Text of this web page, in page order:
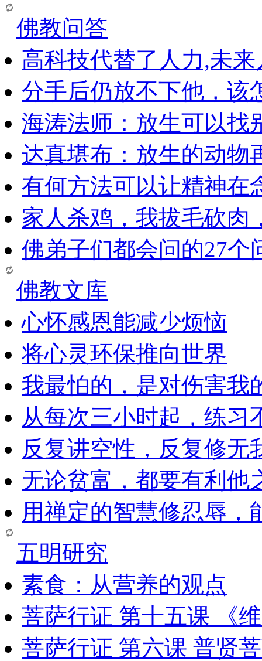
佛教问答
高科技代替了人力,未
分手后仍放不下他，该
海涛法师：放生可以找
达真堪布：放生的动物
有何方法可以让精神在
家人杀鸡，我拔毛砍肉
佛弟子们都会问的27个
佛教文库
心怀感恩能减少烦恼
将心灵环保推向世界
我最怕的，是对伤害我
从每次三小时起，练习
反复讲空性，反复修无
无论贫富，都要有利他
用禅定的智慧修忍辱，
五明研究
素食：从营养的观点
菩萨行证 第十五课 《
菩萨行证 第六课 普贤